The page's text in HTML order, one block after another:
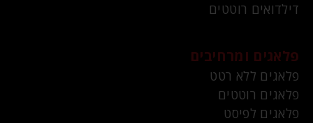
דילדואים רוטטים
פלאגים ומרחיבים
פלאגים ללא רטט
פלאגים רוטטים
פלאגים לפיסט